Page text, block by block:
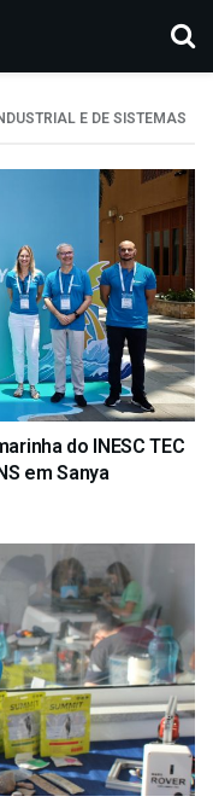
E DE SISTEMAS
do INESC TEC
em Sanya